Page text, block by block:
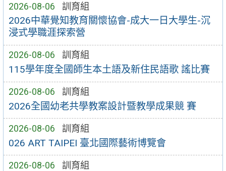
2026-08-06 訓育組
2026中華覺知教育關懷協會-成大一日大學生-沉
浸式學職涯探索營
2026-08-06 訓育組
115學年度全國師生本土語及新住民語歌 謠比賽
2026-08-06 訓育組
2026全國幼老共學教案設計暨教學成果競 賽
2026-08-06 訓育組
026 ART TAIPEI 臺北國際藝術博覽會
2026-08-06 訓育組